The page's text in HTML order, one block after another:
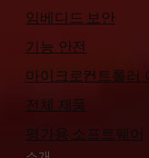
임베디드 보안
기능 안전
마이크로컨트롤러
전체 제품
평가용 소프트웨어